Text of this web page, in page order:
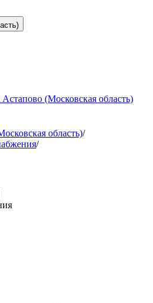
(Московская область)
область)/
/